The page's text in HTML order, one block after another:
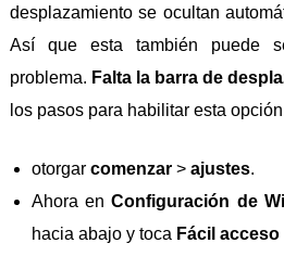
desplazamiento se ocultan
Así que esta también puede
problema. Falta la barra de
los pasos para habilitar esta
otorgar comenzar> ajustes.
Ahora enConfiguración de
hacia abajo y toca Fácil acceso